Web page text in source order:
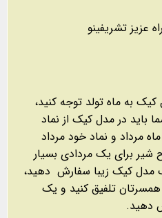
عزیز تشریفینو
کیک به ماه تولد توجه کنید،
باید در مدل کیک از نماد
مرداد و نماد خود مرداد
شیر برای یک مردادی بسیار
مدل کیک زیبا سفارش دهید،
همسرتان تلفیق کنید و یک
دهید.